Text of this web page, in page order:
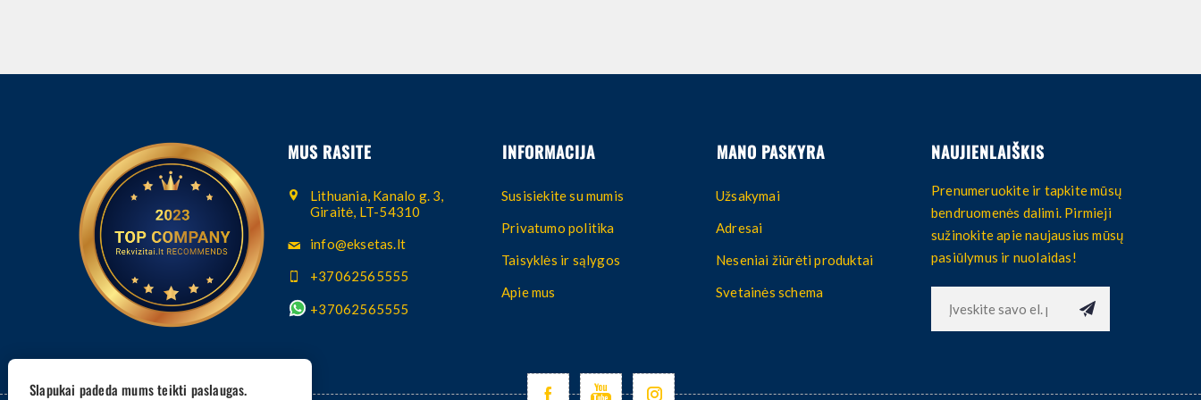
MUS RASITE
Lithuania, Kanalo g. 3,
Giraitė, LT-54310
info@eksetas.lt
+37062565555
+37062565555
INFORMACIJA
Susisiekite su mumis
Privatumo politika
Taisyklės ir sąlygos
Apie mus
MANO PASKYRA
Užsakymai
Adresai
Neseniai žiūrėti produktai
Svetainės schema
NAUJIENLAIŠKIS
Prenumeruokite ir tapkite mūsų
bendruomenės dalimi. Pirmieji
sužinokite apie naujausius mūsų
pasiūlymus ir nuolaidas!
Slapukai padeda mums teikti paslaugas.